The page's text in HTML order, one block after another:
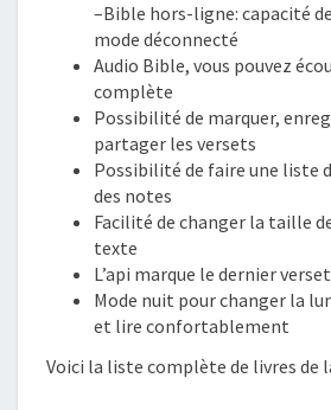
–Bible hors-ligne: capacité
mode déconnecté
Audio Bible, vous pouvez
complète
Possibilité de marquer,
partager les versets
Possibilité de faire une liste
des notes
Facilité de changer la taille
texte
L’api marque le dernier
Mode nuit pour changer la
et lire confortablement
Voici la liste complète de livres de